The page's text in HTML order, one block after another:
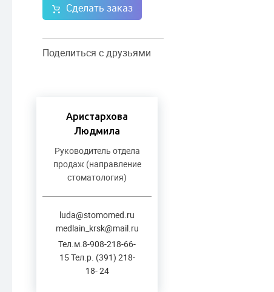
Сделать заказ
Поделиться с друзьями
Аристархова
Людмила
Руководитель отдела
продаж (направление
стоматология)
luda@stomomed.ru
medlain_krsk@mail.ru
Тел.м.8-908-218-66-
15 Тел.р. (391) 218-
18- 24